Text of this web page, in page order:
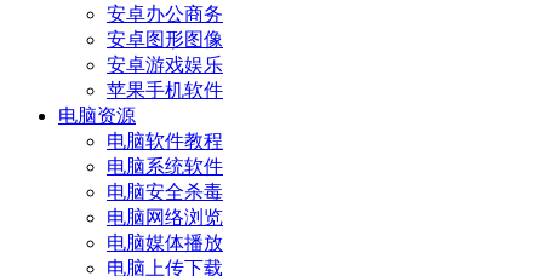
安卓办公商务
安卓图形图像
安卓游戏娱乐
苹果手机软件
电脑资源
电脑软件教程
电脑系统软件
电脑安全杀毒
电脑网络浏览
电脑媒体播放
电脑上传下载